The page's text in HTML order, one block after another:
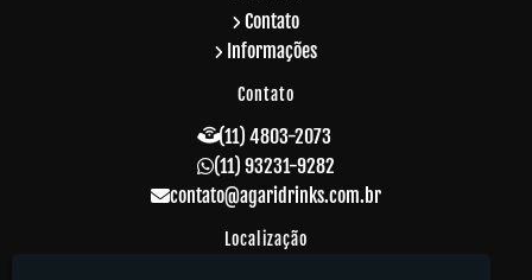
Contato
Informações
Contato
(11) 4803-2073
(11) 93231-9282
contato@agaridrinks.com.br
Localização